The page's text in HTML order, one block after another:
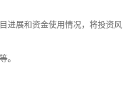
展和资金使用情况，将投资风
。